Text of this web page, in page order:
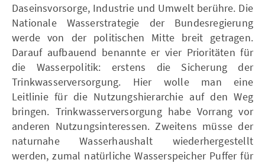
Daseinsvorsorge, Industrie und Umwelt berühre. Die
Nationale Wasserstrategie der Bundesregierung
werde von der politischen Mitte breit getragen.
Darauf aufbauend benannte er vier Prioritäten für
die Wasserpolitik: erstens die Sicherung der
Trinkwasserversorgung. Hier wolle man eine
Leitlinie für die Nutzungshierarchie auf den Weg
bringen. Trinkwasserversorgung habe Vorrang vor
anderen Nutzungsinteressen. Zweitens müsse der
naturnahe Wasserhaushalt wiederhergestellt
werden, zumal natürliche Wasserspeicher Puffer für